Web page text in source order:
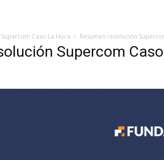
Caso La Hora Resumen resolución
Supercom